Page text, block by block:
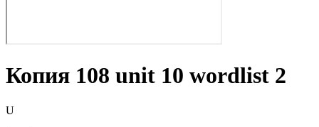
Копия 108 unit 10 wordlist 2
U